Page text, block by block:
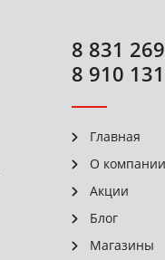
8 831
8 910
Главная
О компании
Акции
Блог
Магазины